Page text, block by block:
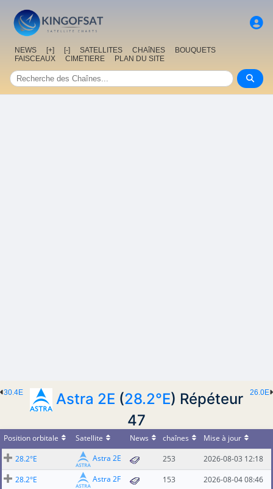
NEWS [+] [-] SATELLITES CHAîNES
BOUQUETS
FAISCEAUX
CIMETIERE PLAN DU SITE
26.0E
30.4E Astra 2E (28.2°E) Répéteur
47
Position orbitale Satellite News chaînes
Mise à jour
28.2°E
Astra 2E 253
2026-08-03 12:18
28.2°E
Astra 2F 153
2026-08-04 08:46